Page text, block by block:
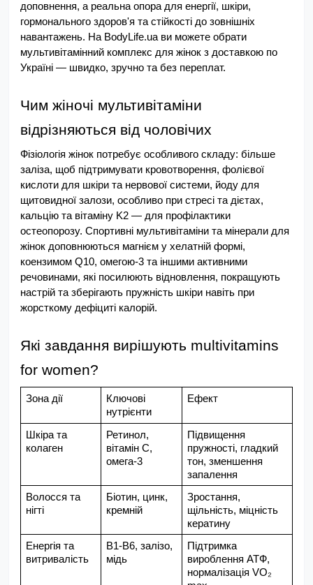
доповнення, а реальна опора для енергії, шкіри,
гормонального здоров'я та стійкості до зовнішніх
навантажень. На BodyLife.ua ви можете обрати
мультивітамінний комплекс для жінок з доставкою по
Україні — швидко, зручно та без переплат.
Чим жіночі мультивітаміни
відрізняються від чоловічих
Фізіологія жінок потребує особливого складу: більше
заліза, щоб підтримувати кровотворення, фолієвої
кислоти для шкіри та нервової системи, йоду для
щитовидної залози, особливо при стресі та дієтах,
кальцію та вітаміну K2 — для профілактики
остеопорозу. Спортивні мультивітаміни та мінерали для
жінок доповнюються магнієм у хелатній формі,
коензимом Q10, омегою-3 та іншими активними
речовинами, які посилюють відновлення, покращують
настрій та зберігають пружність шкіри навіть при
жорсткому дефіциті калорій.
Які завдання вирішують multivitamins
for women?
Зона дії
Ключові
нутрієнти
Ефект
Шкіра та
колаген
Ретинол,
вітамін C,
омега-3
Підвищення
пружності, гладкий
тон, зменшення
запалення
Волосся та
нігті
Біотин, цинк,
кремній
Зростання,
щільність, міцність
кератину
Енергія та
витривалість
В1-В6, залізо,
мідь
Підтримка
вироблення АТФ,
нормалізація VO₂